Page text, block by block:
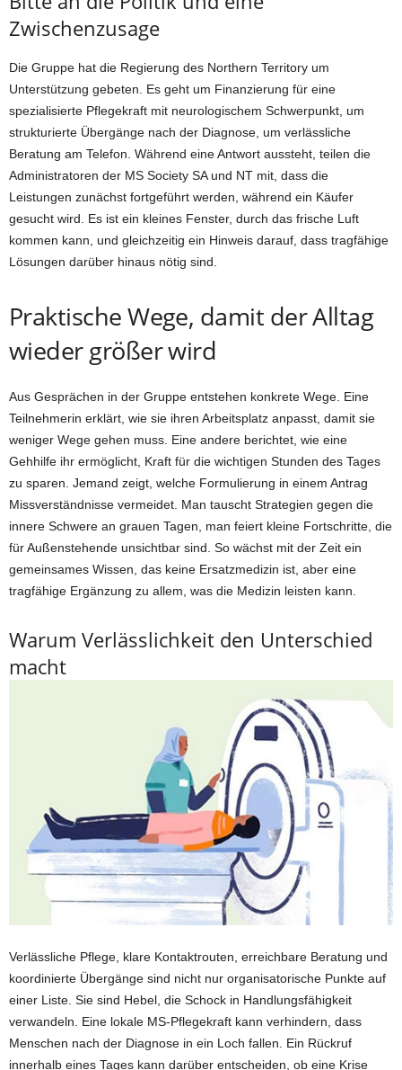
Zwischenzusage
Die Gruppe hat die Regierung des Northern Territory um
Unterstützung gebeten. Es geht um Finanzierung für eine
spezialisierte Pflegekraft mit neurologischem Schwerpunkt, um
strukturierte Übergänge nach der Diagnose, um verlässliche
Beratung am Telefon. Während eine Antwort aussteht, teilen die
Administratoren der MS Society SA und NT mit, dass die
Leistungen zunächst fortgeführt werden, während ein Käufer
gesucht wird. Es ist ein kleines Fenster, durch das frische Luft
kommen kann, und gleichzeitig ein Hinweis darauf, dass tragfähige
Lösungen darüber hinaus nötig sind.
Praktische Wege, damit der Alltag
wieder größer wird
Aus Gesprächen in der Gruppe entstehen konkrete Wege. Eine
Teilnehmerin erklärt, wie sie ihren Arbeitsplatz anpasst, damit sie
weniger Wege gehen muss. Eine andere berichtet, wie eine
Gehhilfe ihr ermöglicht, Kraft für die wichtigen Stunden des Tages
zu sparen. Jemand zeigt, welche Formulierung in einem Antrag
Missverständnisse vermeidet. Man tauscht Strategien gegen die
innere Schwere an grauen Tagen, man feiert kleine Fortschritte, die
für Außenstehende unsichtbar sind. So wächst mit der Zeit ein
gemeinsames Wissen, das keine Ersatzmedizin ist, aber eine
tragfähige Ergänzung zu allem, was die Medizin leisten kann.
Warum Verlässlichkeit den Unterschied
macht
Verlässliche Pflege, klare Kontaktrouten, erreichbare Beratung und
koordinierte Übergänge sind nicht nur organisatorische Punkte auf
einer Liste. Sie sind Hebel, die Schock in Handlungsfähigkeit
verwandeln. Eine lokale MS-Pflegekraft kann verhindern, dass
Menschen nach der Diagnose in ein Loch fallen. Ein Rückruf
innerhalb eines Tages kann darüber entscheiden, ob eine Krise